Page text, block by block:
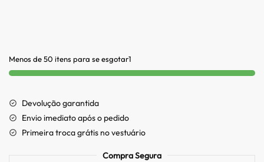
Menos de 50 itens para se esgotar1
Devolução garantida
Envio imediato após o pedido
Primeira troca grátis no vestuário
Compra Segura